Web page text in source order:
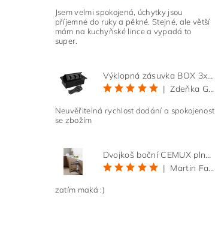
Jsem velmi spokojená, úchytky jsou
příjemné do ruky a pěkné. Stejné, ale větší
mám na kuchyňské lince a vypadá to
super.
Výklopná zásuvka BOX 3x 230V s 3m kabelem - černá
|
Zdeňka Gold
Neuvěřitelná rychlost dodání a spokojenost
se zbožím
Dvojkoš boční CEMUX plné dno 3D, s tlumením antracit 200 mm
|
Martin Faltus
zatím maká :)